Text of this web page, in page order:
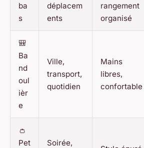
ba
s
déplacem
ents
rangement
organisé
🎒
Ba
nd
oul
ièr
e
Ville,
transport,
quotidien
Mains
libres,
confortable
👛
Pet
Soirée,